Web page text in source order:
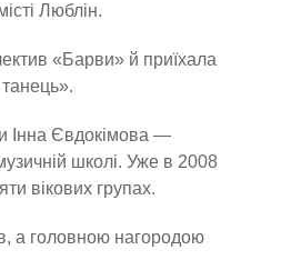
Люблін.
«Барви» й приїхала
Інна Євдокімова —
школі. Уже в 2008
вікових групах.
а головною нагородою